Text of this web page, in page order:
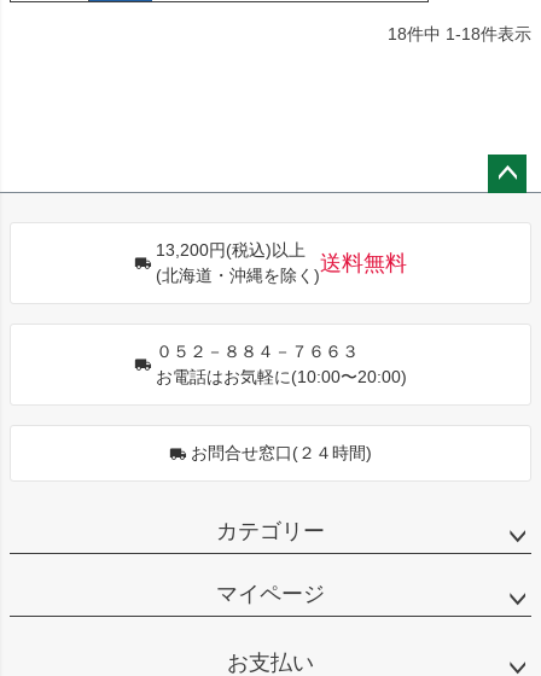
18件中 1-18件表示
13,200円(税込)以上
(北海道・沖縄を除く)
送料無料
０５２－８８４－７６６３
お電話はお気軽に(10:00〜20:00)
お問合せ窓口(２４時間)
カテゴリー
マイページ
お支払い